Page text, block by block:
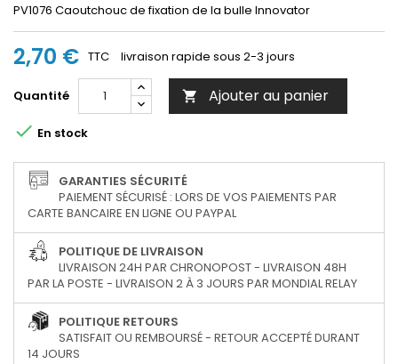
PV1076 Caoutchouc de fixation de la bulle Innovator
2,70 € TTC livraison rapide sous 2-3 jours
Quantité  Ajouter au panier
 En stock
GARANTIES SÉCURITÉ
PAIEMENT SÉCURISÉ : LORS DE VOS PAIEMENTS PAR
CARTE BANCAIRE EN LIGNE OU PAYPAL
POLITIQUE DE LIVRAISON
LIVRAISON 24H PAR CHRONOPOST - LIVRAISON 48H
PAR LA POSTE - LIVRAISON 2 À 3 JOURS PAR MONDIAL RELAY
POLITIQUE RETOURS
SATISFAIT OU REMBOURSÉ - RETOUR ACCEPTÉ DURANT
14 JOURS